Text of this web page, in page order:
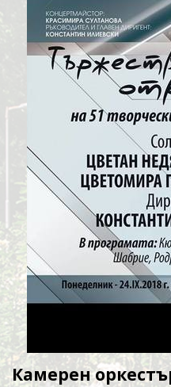
Камерен